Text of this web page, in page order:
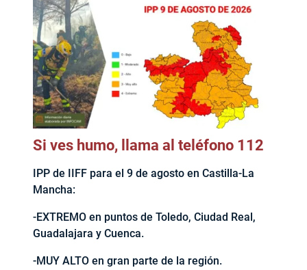
Si ves humo, llama al teléfono 112
IPP de IIFF para el 9 de agosto en Castilla-La
Mancha:
-EXTREMO en puntos de Toledo, Ciudad Real,
Guadalajara y Cuenca.
-MUY ALTO en gran parte de la región.